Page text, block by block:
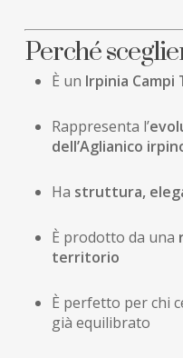
Perché
È un Irpinia Campi
Rappresenta l’
dell’Aglianico
Ha struttura,
È prodotto da una
territorio
È perfetto per chi
già equilibrato